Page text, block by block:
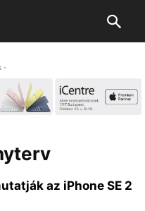
-
az iPhone SE 2